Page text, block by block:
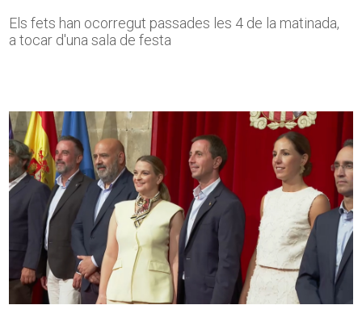
Els fets han ocorregut passades les 4 de la matinada,
a tocar d'una sala de festa